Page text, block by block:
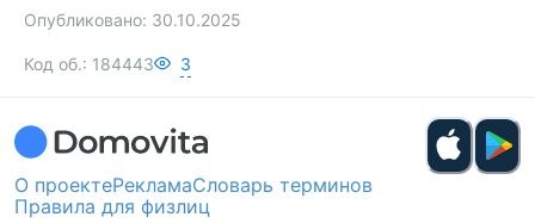
Опубликовано: 30.10.2025
Код об.: 184443 3
О проектеРекламаСловарь терминов
Правила для физлиц